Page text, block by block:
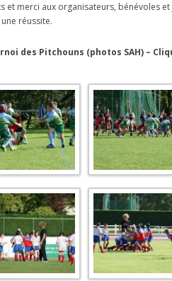
et merci aux organisateurs, bénévoles
réussite.
des Pitchouns (photos SAH) –